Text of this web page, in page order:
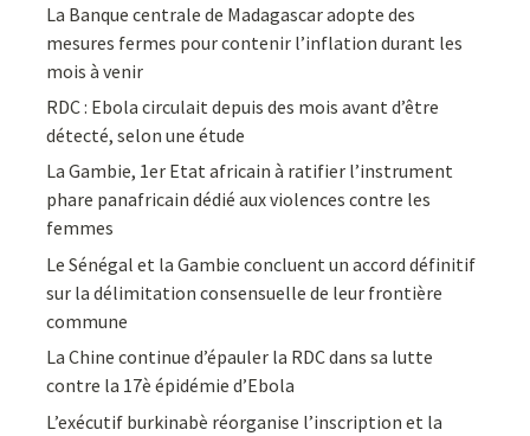
La Banque centrale de Madagascar adopte des
mesures fermes pour contenir l’inflation durant les
mois à venir
RDC : Ebola circulait depuis des mois avant d’être
détecté, selon une étude
La Gambie, 1er Etat africain à ratifier l’instrument
phare panafricain dédié aux violences contre les
femmes
Le Sénégal et la Gambie concluent un accord définitif
sur la délimitation consensuelle de leur frontière
commune
La Chine continue d’épauler la RDC dans sa lutte
contre la 17è épidémie d’Ebola
L’exécutif burkinabè réorganise l’inscription et la